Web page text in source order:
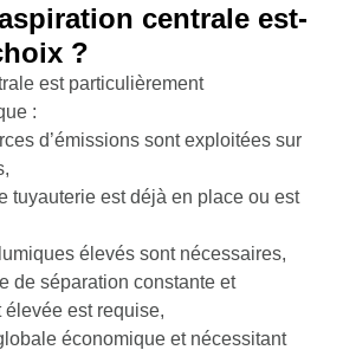
centrale est-
?
est particulièrement
:
d’émissions sont exploitées sur
tuyauterie est déjà en place ou est
élevés sont nécessaires,
de séparation constante et
élevée est requise,
économique et nécessitant